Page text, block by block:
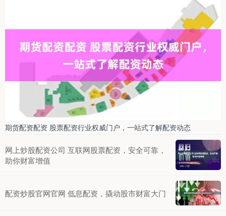
期货配资配资 股票配资行业权威门户，一站式了解配资动态
网上炒股配资公司 互联网股票配资，安全可靠，
助你财富增值
配资炒股官网官网 低息配资，撬动股市财富大门